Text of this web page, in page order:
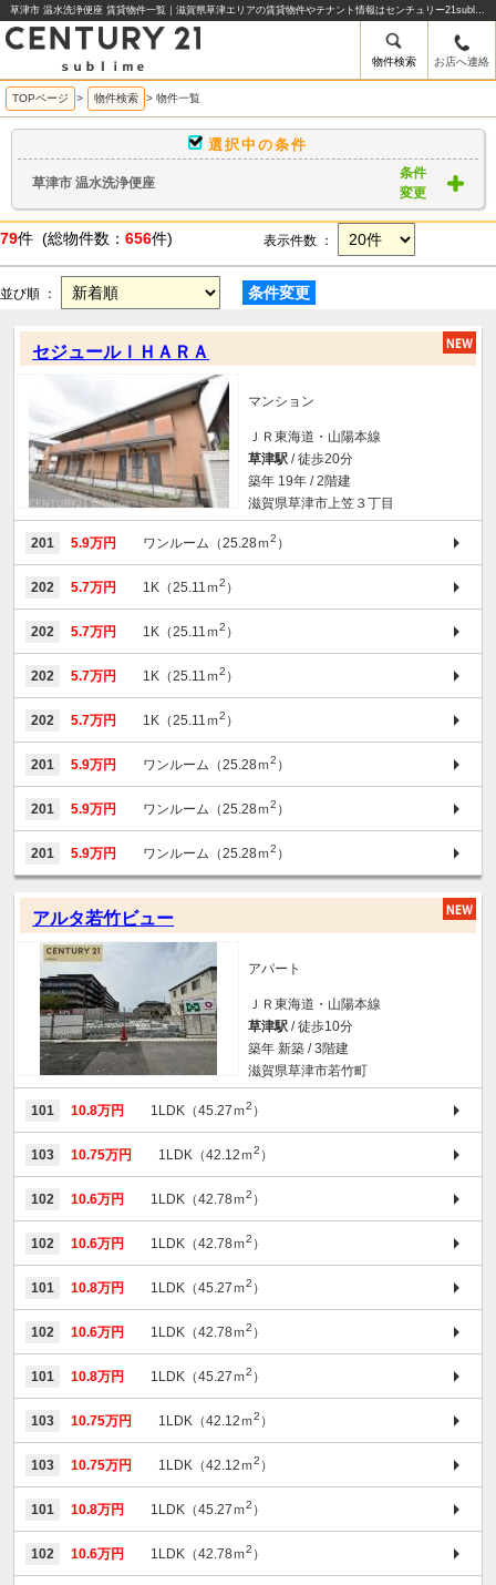
草津市 温水洗浄便座 賃貸物件一覧｜滋賀県草津エリアの賃貸物件やテナント情報はセンチュリー21sublime
物件検索 お店へ連絡
TOPページ > 物件検索 > 物件一覧
選択中の条件
草津市 温水洗浄便座
条件
変更
79件 (総物件数： 656件) 表示件数 ：
並び順 ： 条件変更
セジュールＩＨＡＲＡ
マンション
ＪＲ東海道・山陽本線
草津駅 / 徒歩20分
築年 19年 / 2階建
滋賀県草津市上笠３丁目
201 5.9万円 ワンルーム（25.28ｍ2 ）
202 5.7万円 1K（25.11ｍ2 ）
202 5.7万円 1K（25.11ｍ2 ）
202 5.7万円 1K（25.11ｍ2 ）
202 5.7万円 1K（25.11ｍ2 ）
201 5.9万円 ワンルーム（25.28ｍ2 ）
201 5.9万円 ワンルーム（25.28ｍ2 ）
201 5.9万円 ワンルーム（25.28ｍ2 ）
アルタ若竹ビュー
アパート
ＪＲ東海道・山陽本線
草津駅 / 徒歩10分
築年 新築 / 3階建
滋賀県草津市若竹町
101 10.8万円 1LDK（45.27ｍ2 ）
103 10.75万円 1LDK（42.12ｍ2 ）
102 10.6万円 1LDK（42.78ｍ2 ）
102 10.6万円 1LDK（42.78ｍ2 ）
101 10.8万円 1LDK（45.27ｍ2 ）
102 10.6万円 1LDK（42.78ｍ2 ）
101 10.8万円 1LDK（45.27ｍ2 ）
103 10.75万円 1LDK（42.12ｍ2 ）
103 10.75万円 1LDK（42.12ｍ2 ）
101 10.8万円 1LDK（45.27ｍ2 ）
102 10.6万円 1LDK（42.78ｍ2 ）